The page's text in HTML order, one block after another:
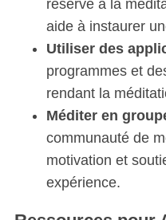
réservé à la
aide à instaurer
Utiliser des
programmes et
rendant la
Méditer en
communauté de
motivation et
expérience.